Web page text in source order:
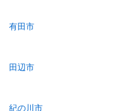
有田市
田辺市
紀の川市